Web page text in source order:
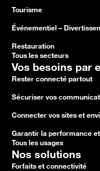
Tourisme
Événementiel –
Restauration
Tous les secteurs
Vos besoins par
Rester connecté partout
Sécuriser vos
Connecter vos sites et
Garantir la performance
Tous les usages
Nos solutions
Forfaits et connectivité